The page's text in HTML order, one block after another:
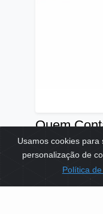
Usamos cookies
personalização de
Política de
Quem
Um Sonho
TEMAS: